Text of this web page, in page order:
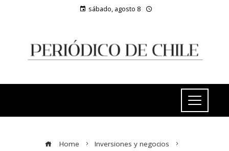
sábado, agosto 8
Home
Inversiones y negocios